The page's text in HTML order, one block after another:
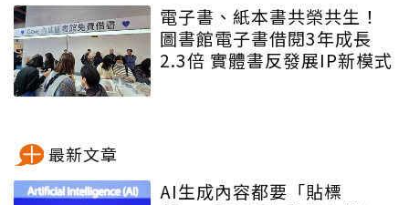
電子書、紙本書共榮共生！
圖書館電子書借閱3年成長
2.3倍 實體書反發展IP新模式
最新文章
AI生成內容都要「貼標